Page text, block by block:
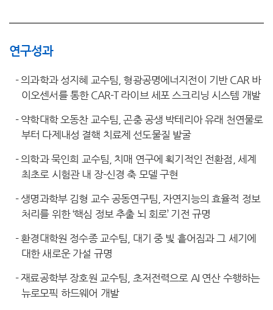
연구성과
-의과학과 성지혜 교수팀, 형광공명에너지전이 기반 CAR 바
이오센서를 통한 CAR-T 라이브 세포 스크리닝 시스템 개발
- 약학대학 오동찬 교수팀, 곤충 공생 박테리아 유래 천연물로
부터 다제내성 결핵 치료제 선도물질 발굴
-의학과 묵인희 교수팀, 치매 연구에 획기적인 전환점, 세계
최초로 시험관 내 장-신경 축 모델 구현
- 생명과학부 김형 교수 공동연구팀, 자연지능의 효율적 정보
처리를 위한 ‘핵심 정보 추출 뇌 회로’ 기전 규명
-환경대학원 정수종 교수팀, 대기 중 빛 흩어짐과 그 세기에
대한 새로운 가설 규명
-재료공학부 장호원 교수팀, 초저전력으로 AI 연산 수행하는
뉴로모픽 하드웨어 개발